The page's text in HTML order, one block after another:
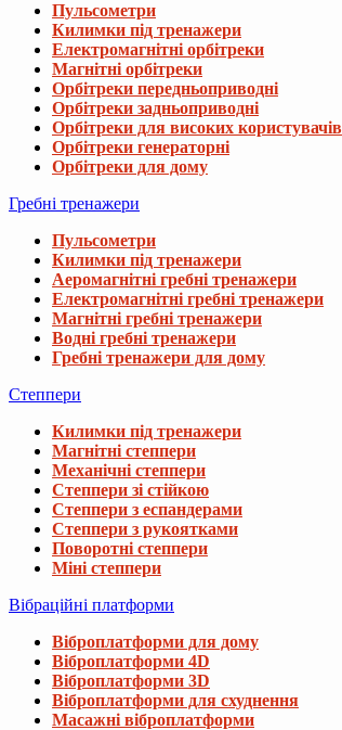
Пульсометри
Килимки під тренажери
Електромагнітні орбітреки
Магнітні орбітреки
Орбітреки передньоприводні
Орбітреки задньоприводні
Орбітреки для високих користувачів
Орбітреки генераторні
Орбітреки для дому
Гребні тренажери
Пульсометри
Килимки під тренажери
Аеромагнітні гребні тренажери
Електромагнітні гребні тренажери
Магнітні гребні тренажери
Водні гребні тренажери
Гребні тренажери для дому
Степпери
Килимки під тренажери
Магнітні степпери
Механічні степпери
Степпери зі стійкою
Степпери з еспандерами
Степпери з рукоятками
Поворотні степпери
Міні степпери
Вібраційні платформи
Віброплатформи для дому
Віброплатформи 4D
Віброплатформи 3D
Віброплатформи для схуднення
Масажні віброплатформи